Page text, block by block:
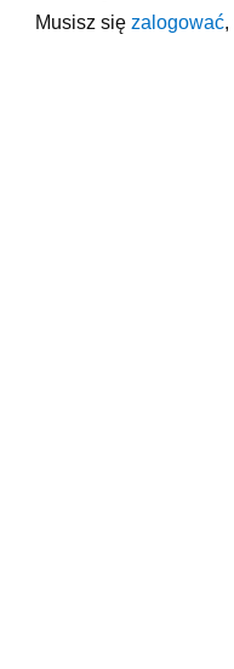
Musisz się zalogować